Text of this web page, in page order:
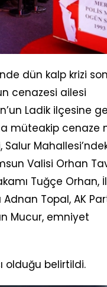
dün kalp krizi
cenazesi ailesi
Ladik ilçesine
müteakip cenaze
Salur
Valisi Orhan
Tuğçe Orhan, İl
Topal, AK
Mucur, emniyet
olduğu belirtildi.